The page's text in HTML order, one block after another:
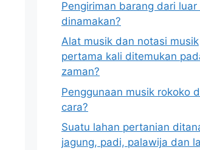
Pengiriman barang dari luar
dinamakan?
Alat musik dan notasi musik
pertama kali ditemukan
zaman?
Penggunaan musik rokoko
cara?
Suatu lahan pertanian
jagung, padi, palawija dan